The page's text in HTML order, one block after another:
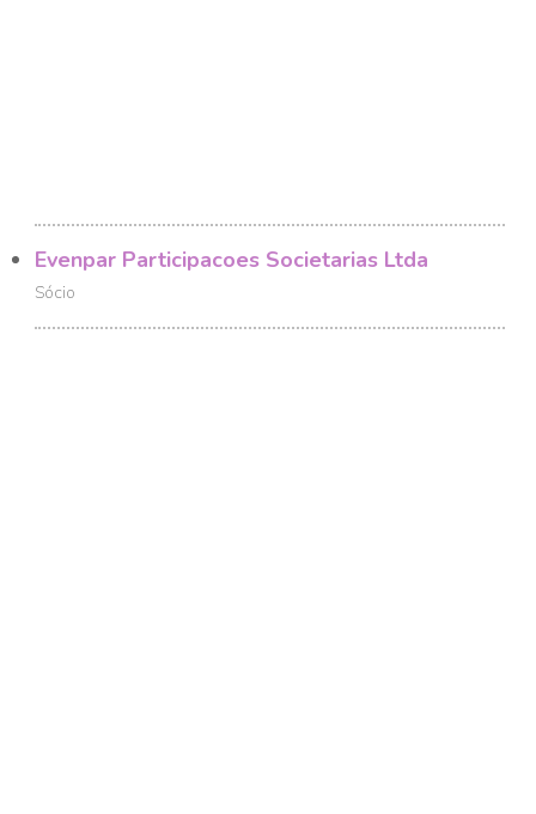
Evenpar Participacoes Societarias Ltda
Sócio